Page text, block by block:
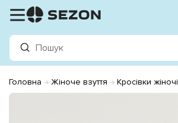
Головна Жіноче взуття Кросівки жіночі